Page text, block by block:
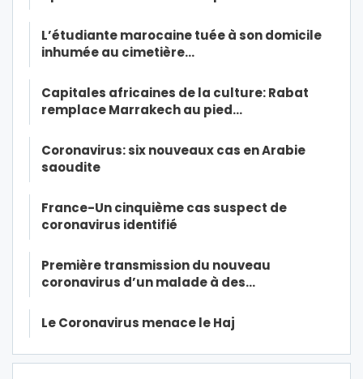
L’étudiante marocaine tuée à son domicile
inhumée au cimetière…
Capitales africaines de la culture: Rabat
remplace Marrakech au pied…
Coronavirus: six nouveaux cas en Arabie
saoudite
France-Un cinquième cas suspect de
coronavirus identifié
Première transmission du nouveau
coronavirus d’un malade à des…
Le Coronavirus menace le Haj